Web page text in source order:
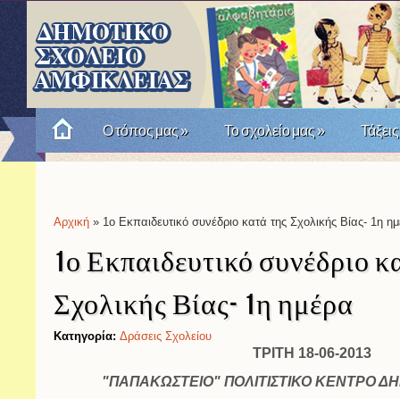
Ο τόπος μας» Το σχολείο μας» Τάξεις
Είστε εδώ
Αρχική » 1ο Εκπαιδευτικό συνέδριο κατά της Σχολικής Βίας- 1η
1ο Εκπαιδευτικό συνέδριο
Σχολικής Βίας- 1η ημέρα
Κατηγορία: Δράσεις Σχολείου
ΤΡΙΤΗ 18-06-2013
"ΠΑΠΑΚΩΣΤΕΙΟ" ΠΟΛΙΤΙΣΤΙΚΟ ΚΕΝΤΡΟ